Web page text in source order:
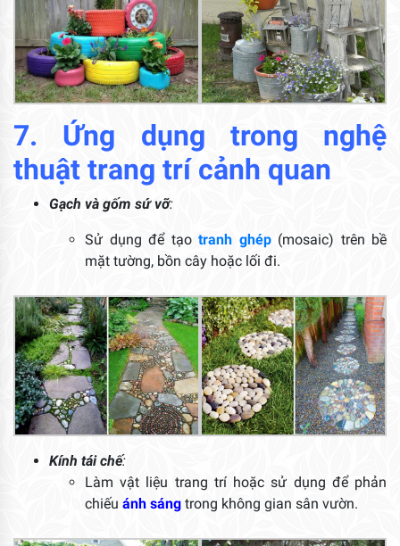
7. Ứng dụng trong nghệ
thuật trang trí cảnh quan
Gạch và gốm sứ vỡ:
Sử dụng để tạo tranh ghép(mosaic) trên bề
mặt tường, bồn cây hoặc lối đi.
Kính tái chế:
Làm vật liệu trang trí hoặc sử dụng để phản
chiếu ánh sáng trong không gian sân vườn.